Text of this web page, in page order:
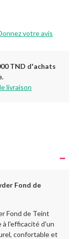
votre avis
TND d'achats
livraison
Fond de
Fond de Teint
l'efficacité d'un
confortable et